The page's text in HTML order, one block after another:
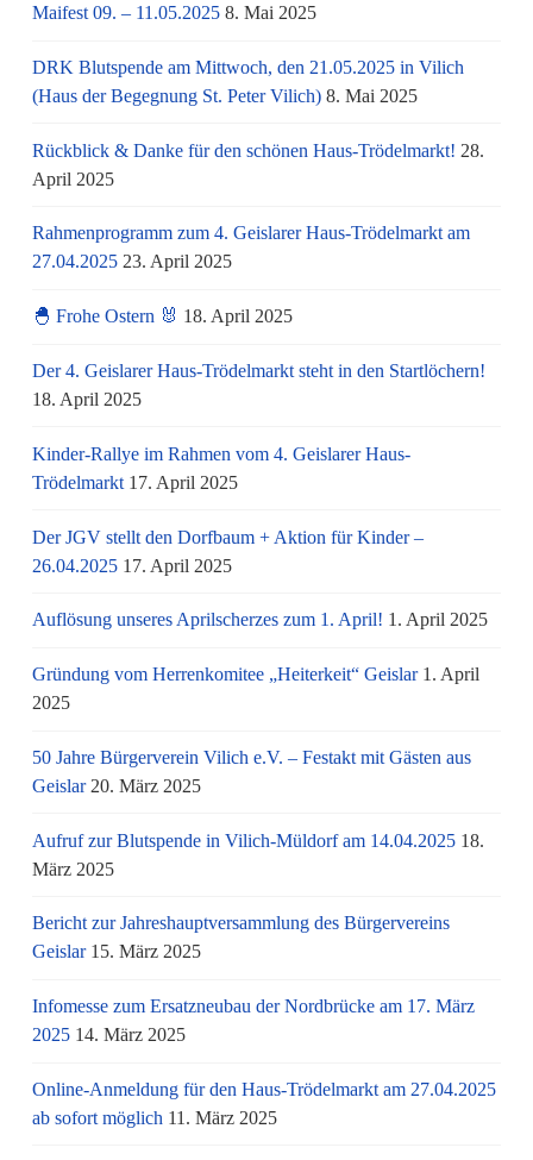
Maifest 09. – 11.05.2025 8. Mai 2025
DRK Blutspende am Mittwoch, den 21.05.2025 in Vilich
(Haus der Begegnung St. Peter Vilich) 8. Mai 2025
Rückblick & Danke für den schönen Haus-Trödelmarkt! 28.
April 2025
Rahmenprogramm zum 4. Geislarer Haus-Trödelmarkt am
27.04.2025 23. April 2025
🐣 Frohe Ostern 🐰 18. April 2025
Der 4. Geislarer Haus-Trödelmarkt steht in den Startlöchern!
18. April 2025
Kinder-Rallye im Rahmen vom 4. Geislarer Haus-
Trödelmarkt 17. April 2025
Der JGV stellt den Dorfbaum + Aktion für Kinder –
26.04.2025 17. April 2025
Auflösung unseres Aprilscherzes zum 1. April! 1. April 2025
Gründung vom Herrenkomitee „Heiterkeit“ Geislar 1. April
2025
50 Jahre Bürgerverein Vilich e.V. – Festakt mit Gästen aus
Geislar 20. März 2025
Aufruf zur Blutspende in Vilich-Müldorf am 14.04.2025 18.
März 2025
Bericht zur Jahreshauptversammlung des Bürgervereins
Geislar 15. März 2025
Infomesse zum Ersatzneubau der Nordbrücke am 17. März
2025 14. März 2025
Online-Anmeldung für den Haus-Trödelmarkt am 27.04.2025
ab sofort möglich 11. März 2025